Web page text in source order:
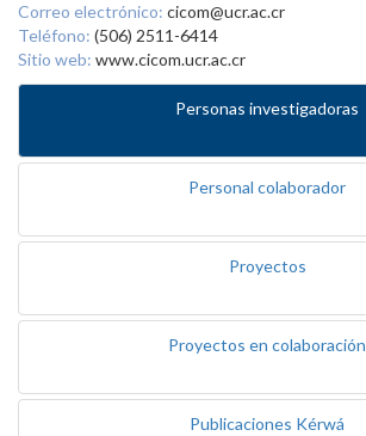
Correo electrónico: cicom@ucr.ac.cr
Teléfono: (506) 2511-6414
Sitio web: www.cicom.ucr.ac.cr
Personas investigadoras
Personal colaborador
Proyectos
Proyectos en colaboración
Publicaciones Kérwá